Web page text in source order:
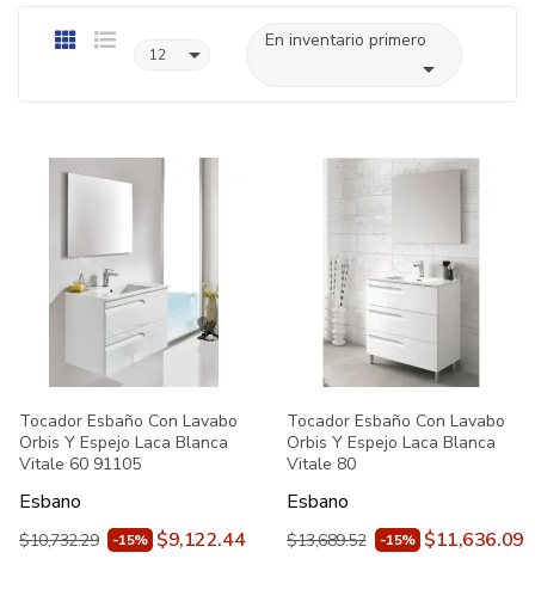
12 
En inventario primero

Tocador Esbaño Con Lavabo
Orbis Y Espejo Laca Blanca
Vitale 60 91105
Esbano
$10,732.29 -15% $9,122.44
Tocador Esbaño Con Lavabo
Orbis Y Espejo Laca Blanca
Vitale 80
Esbano
$13,689.52 -15% $11,636.09